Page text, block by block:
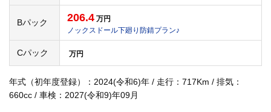
Bパック 206.4 万円
ノックスドール下廻り防錆プラン♪
Cパック 万円
年式（初年度登録）：2024(令和6)年 / 走行：717Km / 排気：
660cc / 車検：2027(令和9)年09月